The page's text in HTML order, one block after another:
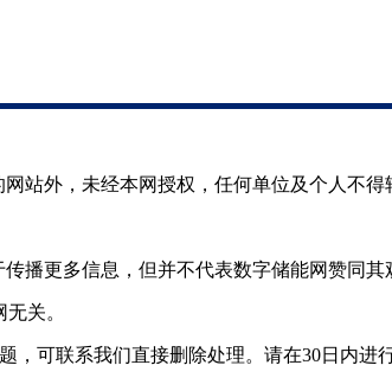
站外，未经本网授权，任何单位及个人不得
播更多信息，但并不代表数字储能网赞同其
关。
可联系我们直接删除处理。请在30日内进行